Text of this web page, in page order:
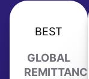
BEST
GLOBAL
REMITTANCE